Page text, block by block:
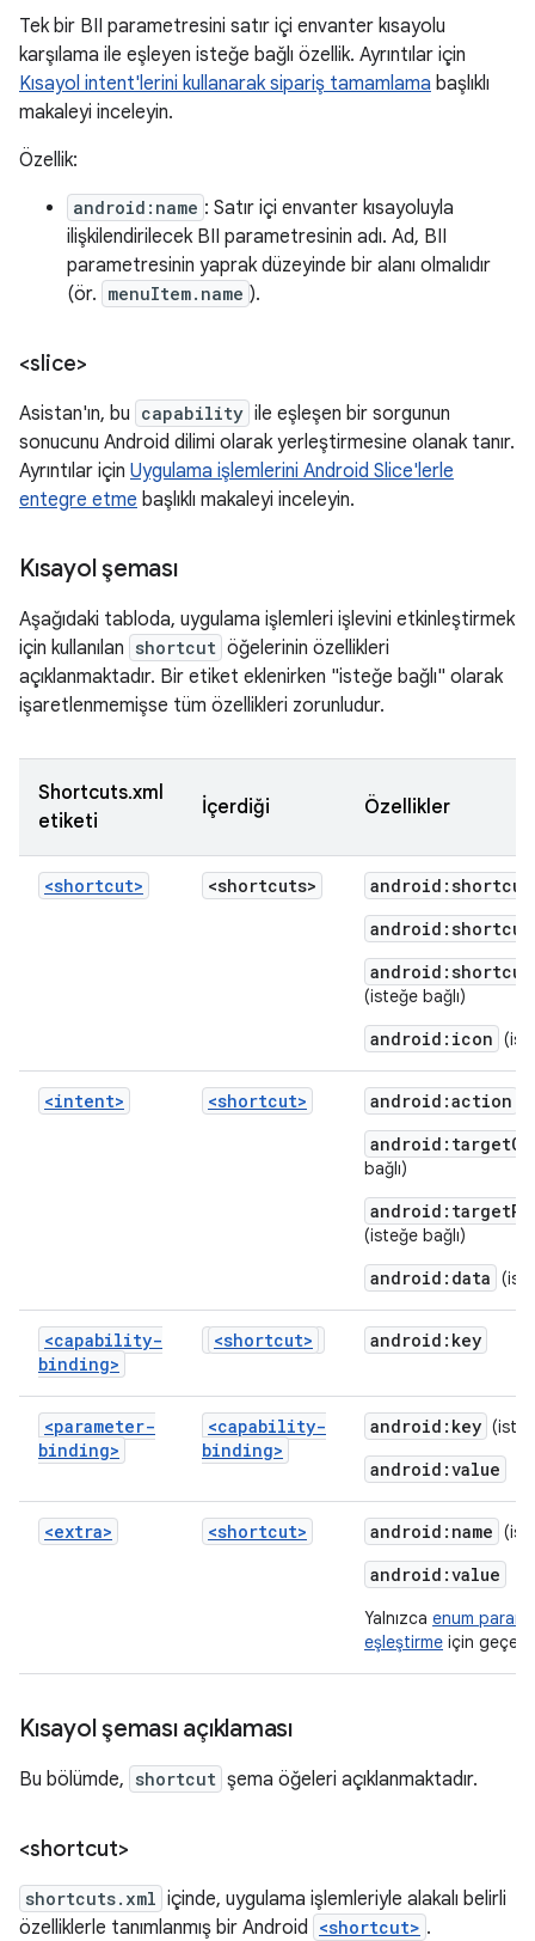
Tek bir BII parametresini satır içi envanter kısayolu
karşılama ile eşleyen isteğe bağlı özellik. Ayrıntılar için
Kısayol intent'lerini kullanarak sipariş tamamlama başlıklı
makaleyi inceleyin.
Özellik:
android:name : Satır içi envanter kısayoluyla
ilişkilendirilecek BII parametresinin adı. Ad, BII
parametresinin yaprak düzeyinde bir alanı olmalıdır
(ör. menuItem.name ).
<slice>
Asistan'ın, bu capability ile eşleşen bir sorgunun
sonucunu Android dilimi olarak yerleştirmesine olanak tanır.
Ayrıntılar için Uygulama işlemlerini Android Slice'lerle
entegre etme başlıklı makaleyi inceleyin.
Kısayol şeması
Aşağıdaki tabloda, uygulama işlemleri işlevini etkinleştirmek
için kullanılan shortcut öğelerinin özellikleri
açıklanmaktadır. Bir etiket eklenirken "isteğe bağlı" olarak
işaretlenmemişse tüm özellikleri zorunludur.
Shortcuts.xml
etiketi
İçerdiği Özellikler
<shortcut> <shortcuts>
(isteğe bağlı)
android:icon
<intent> <shortcut>
android:action
bağlı)
(isteğe bağlı)
android:data
<capability-
binding>
<shortcut> android:key
<parameter-
binding>
<capability-
binding>
android:key
android:value
<extra> <shortcut> android:name
android:value
Yalnızca enum
eşleştirme için
Kısayol şeması açıklaması
Bu bölümde, shortcut şema öğeleri açıklanmaktadır.
<shortcut>
shortcuts.xml içinde, uygulama işlemleriyle alakalı belirli
özelliklerle tanımlanmış bir Android <shortcut> .